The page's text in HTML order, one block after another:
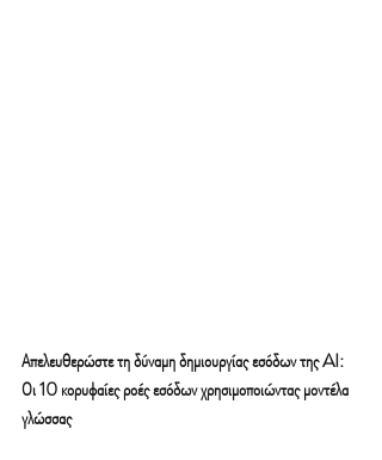
Απελευθερώστε τη δύναμη δημιουργίας εσόδων της AI:
Οι 10 κορυφαίες ροές εσόδων χρησιμοποιώντας μοντέλα
γλώσσας